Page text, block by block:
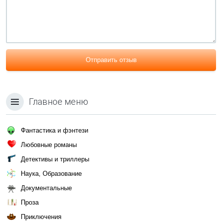
Отправить отзыв
Главное меню
Фантастика и фэнтези
Любовные романы
Детективы и триллеры
Наука, Образование
Документальные
Проза
Приключения